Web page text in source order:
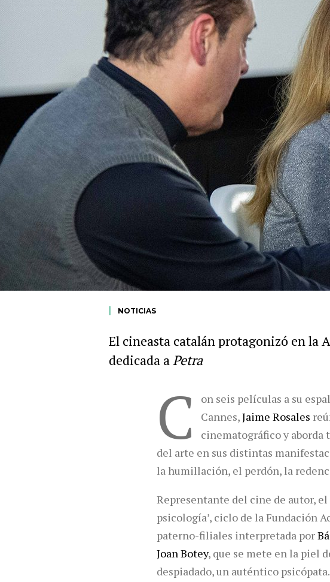
NOTICIAS
El cineasta catalán protagonizó en la
dedicada aPetra
C
on seis películas a su
Cannes,Jaime Rosales
cinematográfico y aborda
del arte en sus distintas
la humillación, el perdón, la
Representante del cine de autor,
psicología’, ciclo de la Fundación
paterno-filiales interpretada por
Joan Botey, que se mete en la piel
despiadado, un auténtico psicópata.